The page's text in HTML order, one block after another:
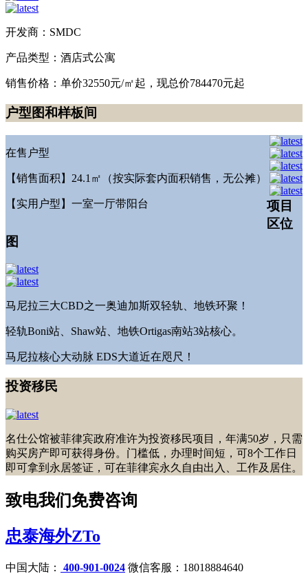
开发商：SMDC
产品类型：酒店式公寓
销售价格：单价32550元/㎡起，现总价784470元起
户型图和样板间
在售户型
【销售面积】24.1㎡（按实际套内面积销售，无公摊）
【实用户型】一室一厅带阳台
项目
区位
图
马尼拉三大CBD之一奥迪加斯双轻轨、地铁环聚！
轻轨Boni站、Shaw站、地铁Ortigas南站3站核心。
马尼拉核心大动脉 EDS大道近在咫尺！
投资移民
名仕公馆被菲律宾政府准许为投资移民项目，年满50岁，只需
购买房产即可获得身份。门槛低，办理时间短，可8个工作日
即可拿到永居签证，可在菲律宾永久自由出入、工作及居住。
致电我们免费咨询
忠泰海外ZTo
中国大陆： 400-901-0024 微信客服：18018884640